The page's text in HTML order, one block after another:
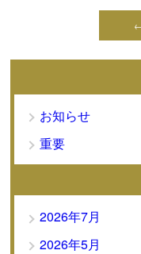
お知らせ
重要
2026年7月
2026年5月